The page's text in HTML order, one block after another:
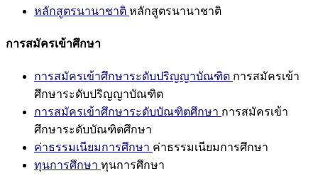
หลักสูตรนานาชาติ หลักสูตรนานาชาติ
การสมัครเข้าศึกษา
การสมัครเข้าศึกษาระดับปริญญาบัณฑิต การสมัครเข้า
ศึกษาระดับปริญญาบัณฑิต
การสมัครเข้าศึกษาระดับบัณฑิตศึกษา การสมัครเข้า
ศึกษาระดับบัณฑิตศึกษา
ค่าธรรมเนียมการศึกษา ค่าธรรมเนียมการศึกษา
ทุนการศึกษา ทุนการศึกษา